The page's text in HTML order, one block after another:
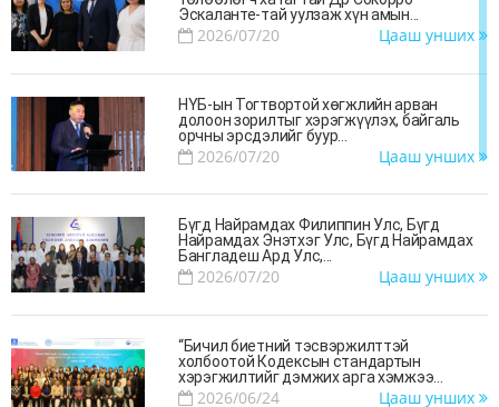
Эскаланте-тай уулзаж хүн амын...
2026/07/20 Цааш унших
НҮБ-ын Тогтвортой хөгжлийн арван
долоон зорилтыг хэрэгжүүлэх, байгаль
орчны эрсдэлийг буур...
2026/07/20 Цааш унших
Бүгд Найрамдах Филиппин Улс, Бүгд
Найрамдах Энэтхэг Улс, Бүгд Найрамдах
Бангладеш Ард Улс,...
2026/07/20 Цааш унших
“Бичил биетний тэсвэржилттэй
холбоотой Кодексын стандартын
хэрэгжилтийг дэмжих арга хэмжээ...
2026/06/24 Цааш унших